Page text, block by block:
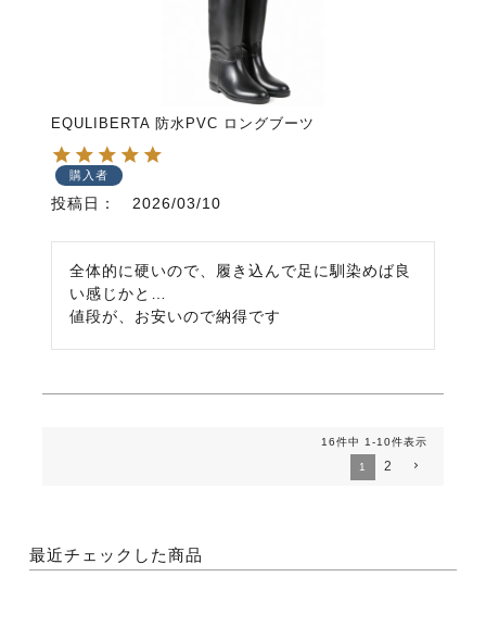
EQULIBERTA 防水PVC ロングブーツ
購入者
投稿日 2026/03/10
全体的に硬いので、履き込んで足に馴染めば良
い感じかと…
値段が、お安いので納得です
16件中 1-10件表示
1 2
最近チェックした商品